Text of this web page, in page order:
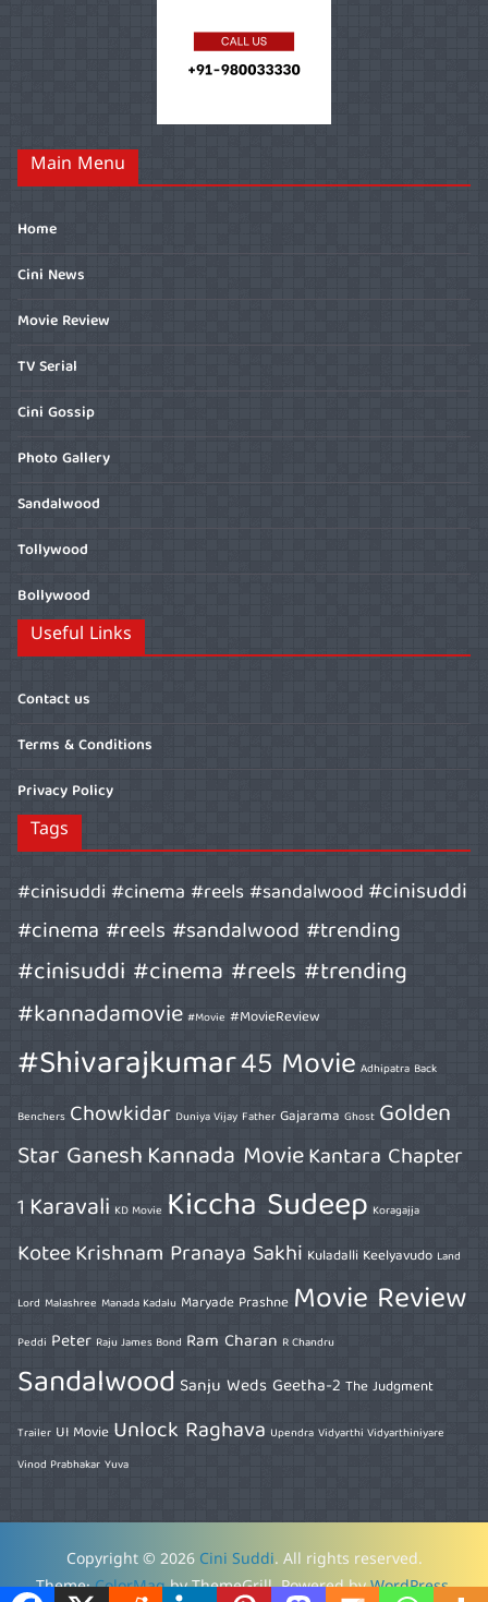
Main Menu
Home
Cini News
Movie Review
TV Serial
Cini Gossip
Photo Gallery
Sandalwood
Tollywood
Bollywood
Useful Links
Contact us
Terms & Conditions
Privacy Policy
Tags
#cinisuddi #cinema #reels #sandalwood#cinisuddi
#cinema #reels #sandalwood #trending
#cinisuddi #cinema #reels #trending
#kannadamovie #Movie #MovieReview
#Shivarajkumar45 Movie Adhipatra Back
Benchers Chowkidar Duniya Vijay Father Gajarama Ghost Golden
Star GaneshKannada MovieKantara Chapter
1 Karavali KD Movie Kiccha Sudeep Koragajja
KoteeKrishnam Pranaya Sakhi Kuladalli Keelyavudo Land
Lord Malashree Manada Kadalu Maryade Prashne Movie Review
Peddi Peter Raju James Bond Ram Charan R Chandru
Sandalwood Sanju Weds Geetha-2 The Judgment
Trailer UI Movie Unlock Raghava Upendra Vidyarthi Vidyarthiniyare
Vinod Prabhakar Yuva
Copyright © 2026 Cini Suddi. All rights reserved.
Theme:ColorMagby ThemeGrill. Powered byWordPress.